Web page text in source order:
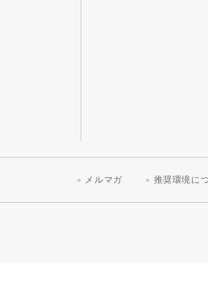
メルマガ 推奨環境に